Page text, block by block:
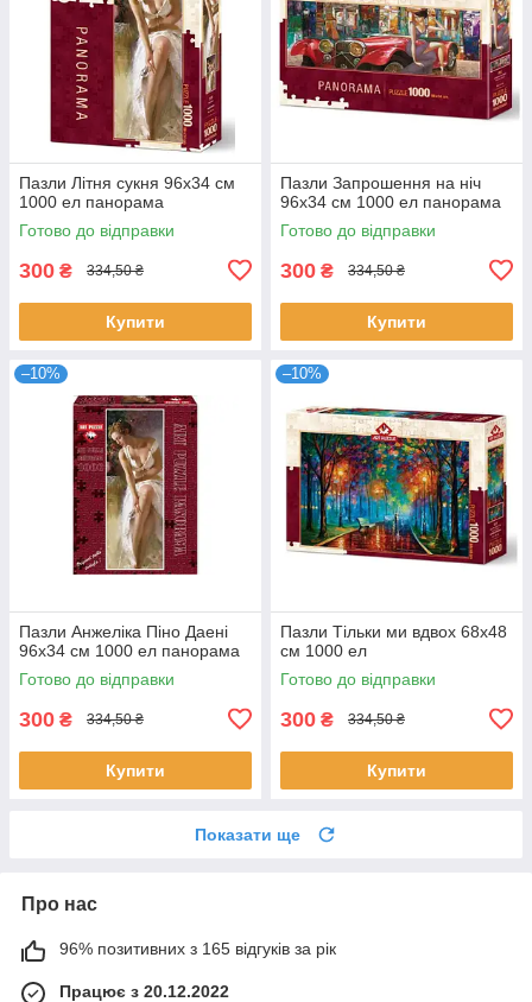
Пазли Літня сукня 96х34 см
1000 ел панорама
Готово до відправки
300 ₴ 334,50 ₴
Купити
Пазли Запрошення на ніч
96х34 см 1000 ел панорама
Готово до відправки
300 ₴ 334,50 ₴
Купити
–10%
Пазли Анжеліка Піно Даені
96х34 см 1000 ел панорама
Готово до відправки
300 ₴ 334,50 ₴
Купити
–10%
Пазли Тільки ми вдвох 68х48
см 1000 ел
Готово до відправки
300 ₴ 334,50 ₴
Купити
Показати ще
Про нас
96% позитивних з 165 відгуків за рік
Працює з 20.12.2022